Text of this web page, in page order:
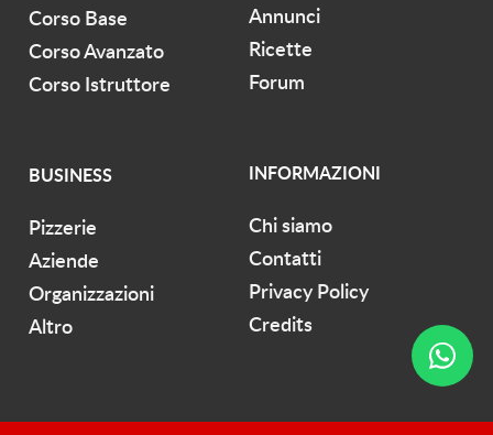
Corso Base
Corso Avanzato
Corso Istruttore
Annunci
Ricette
Forum
BUSINESS
Pizzerie
Aziende
Organizzazioni
Altro
INFORMAZIONI
Chi siamo
Contatti
Privacy Policy
Credits